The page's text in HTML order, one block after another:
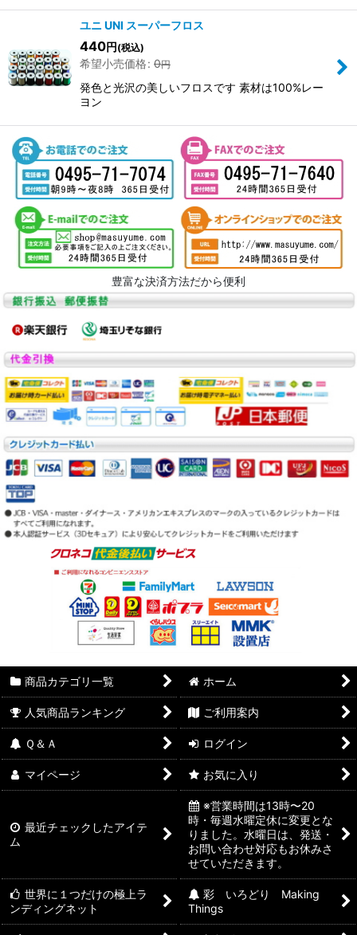
ユニ UNI スーパーフロス
440円 (税込)
希望小売価格: 0円
発色と光沢の美しいフロスです 素材は100%レー
ヨン
豊富な決済方法だから便利
商品カテゴリ一覧 ホーム
人気商品ランキング ご利用案内
Ｑ＆Ａ ログイン
マイページ お気に入り
最近チェックしたアイテ
ム
※営業時間は13時〜20
時・毎週水曜定休に変更とな
りました。水曜日は、発送・
お問い合わせ対応もお休みさ
せていただきます。
世界に１つだけの極上ラ
ンディングネット
彩 いろどり Making
Things